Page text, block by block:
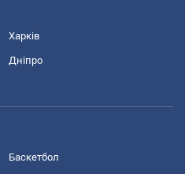
Харків
Дніпро
Баскетбол